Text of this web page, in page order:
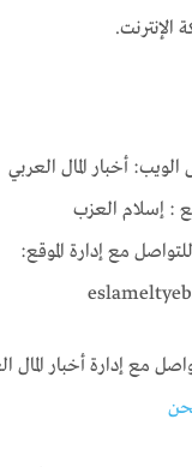
الإنترنت.
أخبار المال العربي
: إسلام العزب
للتواصل مع إدارة الموقع:
مع إدارة أخبار